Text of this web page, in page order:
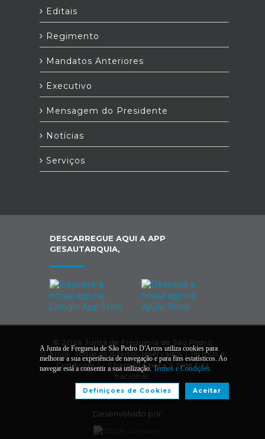
Editais
Regimento
Mandatos Anteriores
Executivo
Mensagem do Presidente
Notícias
Serviços
DESCARREGUE AQUI A APP
GESAUTARQUIA,
© 2026 Junta de Freguesia de São Pedro
D'Arcos. Todos os direitos reservados |Termos e
Condições |* Chamada para a rede fixa
nacional.
Desenvolvido por:
A Junta de Freguesia de São Pedro D'Arcos utiliza cookies para
melhorar a sua experiência de navegação e para fins estatísticos. Ao
navegar está a consentir a sua utilização.Termos e Condições
Aceitar
Definiçoes de Cookies